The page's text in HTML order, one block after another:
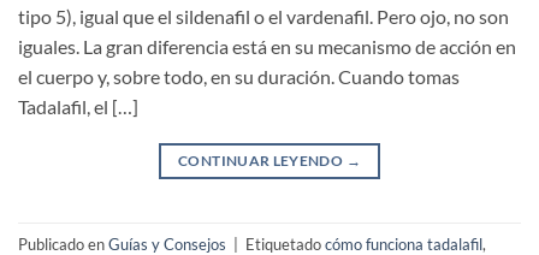
tipo 5), igual que el sildenafil o el vardenafil. Pero ojo, no son
iguales. La gran diferencia está en su mecanismo de acción en
el cuerpo y, sobre todo, en su duración. Cuando tomas
Tadalafil, el […]
CONTINUAR LEYENDO →
Publicado enGuías y Consejos Etiquetadocómo funciona tadalafil,